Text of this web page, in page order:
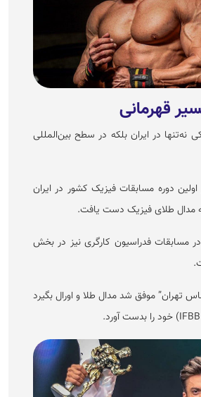
قهرمانی
نه‌تنها در ایران بلکه در سطح بین‌المللی
او در اولین دوره مسابقات فیزیک کشور در ایران
مدال طلای فیزیک دست یافت.
بعد، در ۱۳۹۴، در مسابقات فدراسیون کارگری نیز در بخش
الماس تهران” موفق شد مدال طلا و اورال بگیرد